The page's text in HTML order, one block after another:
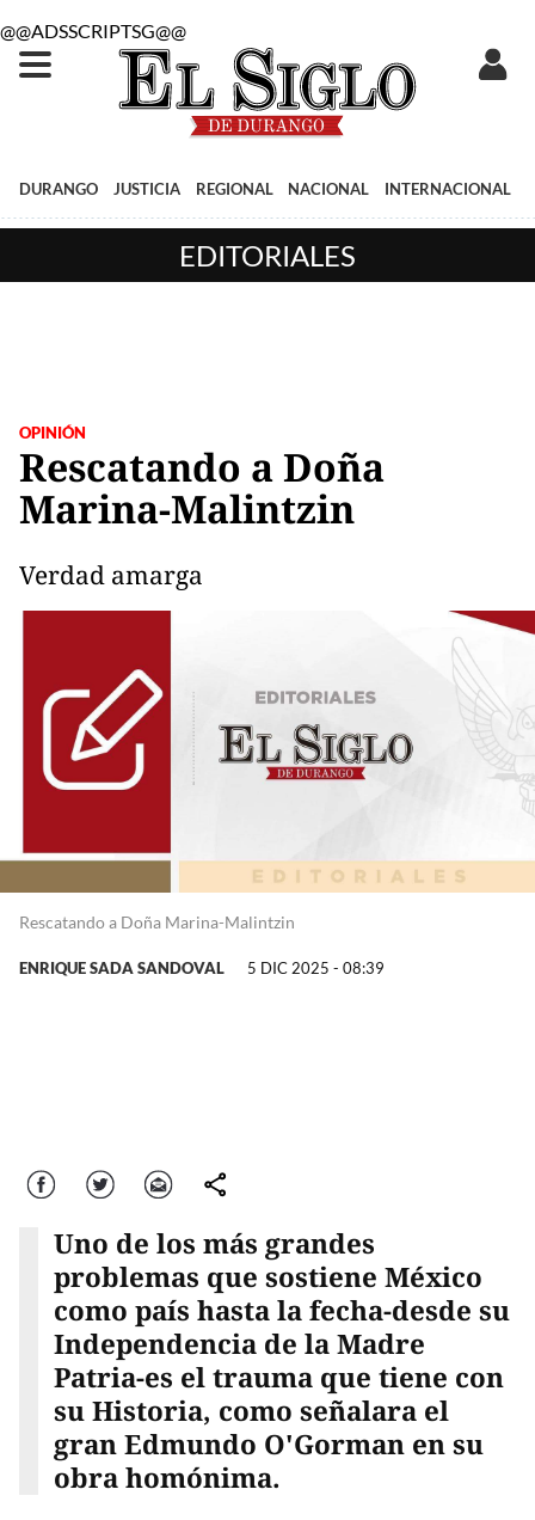
@@ADSSCRIPTSG@@
DURANGO JUSTICIA REGIONAL NACIONAL INTERNACIONAL
EDITORIALES
OPINIÓN
Rescatando a Doña
Marina-Malintzin
Verdad amarga
Rescatando a Doña Marina-Malintzin
ENRIQUE SADA SANDOVAL 5 DIC 2025 - 08:39
Facebook Twitter Correo comparte
Uno de los más grandes
problemas que sostiene México
como país hasta la fecha-desde su
Independencia de la Madre
Patria-es el trauma que tiene con
su Historia, como señalara el
gran Edmundo O'Gorman en su
obra homónima.